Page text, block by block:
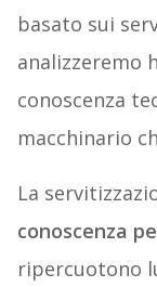
basato sui
analizzeremo
conoscenza
macchinario
La
conoscenza
ripercuotono